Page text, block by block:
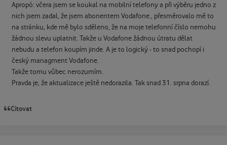
Apropó: včera jsem se koukal na mobilní telefony a při výběru jedno z
nich jsem zadal, že jsem abonentem Vodafone., přesměrovalo mě to
na stránku, kde mě bylo sděleno, že na moje telefonní číslo nemohu
žádnou slevu uplatnit. Takže u Vodafone žádnou útratu dělat
nebudu a telefon koupím jinde. A je to logický - to snad pochopí i
český managment Vodafone.
Takže tomu vůbec nerozumím.
Pravda je, že aktualizace ještě nedorazila. Tak snad 31. srpna dorazí.
Citovat